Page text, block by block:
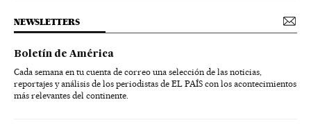
NEWSLETTERS
Boletín de América
Cada semana en tu cuenta de correo una selección de las noticias,
reportajes y análisis de los periodistas de EL PAÍS con los acontecimientos
más relevantes del continente.